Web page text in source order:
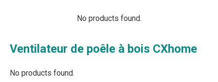
No products found.
Ventilateur de poêle à bois CXhome
No products found.